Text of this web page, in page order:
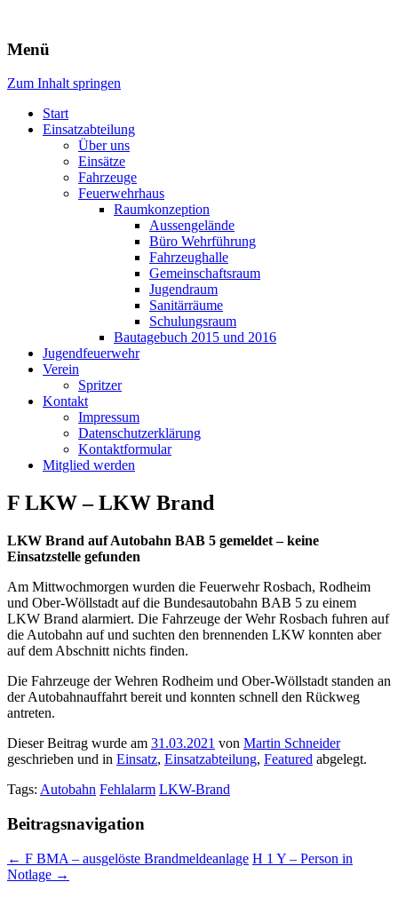
Freiwillige Feuerwehr Rodheim
v.d.H.
Menü
Zum Inhalt springen
Start
Einsatzabteilung
Über uns
Einsätze
Fahrzeuge
Feuerwehrhaus
Raumkonzeption
Aussengelände
Büro Wehrführung
Fahrzeughalle
Gemeinschaftsraum
Jugendraum
Sanitärräume
Schulungsraum
Bautagebuch 2015 und 2016
Jugendfeuerwehr
Verein
Spritzer
Kontakt
Impressum
Datenschutzerklärung
Kontaktformular
Mitglied werden
F LKW – LKW Brand
LKW Brand auf Autobahn BAB 5 gemeldet – keine
Einsatzstelle gefunden
Am Mittwochmorgen wurden die Feuerwehr Rosbach, Rodheim
und Ober-Wöllstadt auf die Bundesautobahn BAB 5 zu einem
LKW Brand alarmiert. Die Fahrzeuge der Wehr Rosbach fuhren auf
die Autobahn auf und suchten den brennenden LKW konnten aber
auf dem Abschnitt nichts finden.
Die Fahrzeuge der Wehren Rodheim und Ober-Wöllstadt standen an
der Autobahnauffahrt bereit und konnten schnell den Rückweg
antreten.
Dieser Beitrag wurde am 31.03.2021 von Martin Schneider
geschrieben und in Einsatz, Einsatzabteilung, Featured abgelegt.
Tags: Autobahn Fehlalarm LKW-Brand
Beitragsnavigation
← F BMA – ausgelöste Brandmeldeanlage H 1 Y – Person in
Notlage →